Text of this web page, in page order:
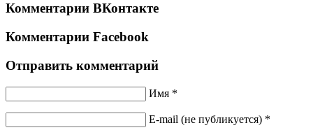
Комментарии ВКонтакте
Комментарии Facebook
Отправить комментарий
Имя *
E-mail (не публикуется) *